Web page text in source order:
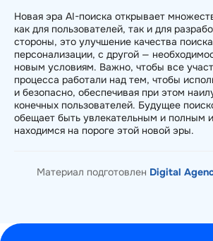
Новая эра AI-поиска открывает
как для пользователей, так и для
стороны, это улучшение качества
персонализации, с другой —
новым условиям. Важно, чтобы все
процесса работали над тем, чтобы
и безопасно, обеспечивая при этом
конечных пользователей. Будущее
обещает быть увлекательным и полным
находимся на пороге этой новой эры.
Материал подготовлен Digital